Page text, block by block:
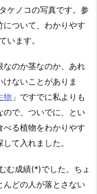
ケノコの写真です。参
ついて、わかりやす
います。
なのか茎なのか、あれ
ないことがありま
物 」ですでに私よりも
で、ついでに、とい
べる植物をわかりやす
て入れました。
む成績(*)でした。ちょ
んどの人が落とさない